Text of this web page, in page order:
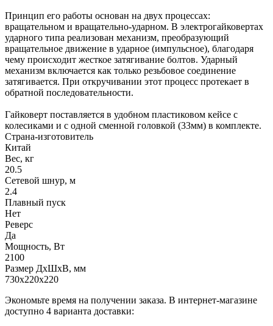
Принцип его работы основан на двух процессах:
вращательном и вращательно-ударном. В электрогайковертах
ударного типа реализован механизм, преобразующий
вращательное движение в ударное (импульсное), благодаря
чему происходит жесткое затягивание болтов. Ударный
механизм включается как только резьбовое соединение
затягивается. При откручивании этот процесс протекает в
обратной последовательности.
Гайковерт поставляется в удобном пластиковом кейсе с
колесиками и с одной сменной головкой (33мм) в комплекте.
Страна-изготовитель
Китай
Вес, кг
20.5
Сетевой шнур, м
2.4
Плавный пуск
Нет
Реверс
Да
Мощность, Вт
2100
Размер ДхШхВ, мм
730х220х220
Экономьте время на получении заказа. В интернет-магазине
доступно 4 варианта доставки: